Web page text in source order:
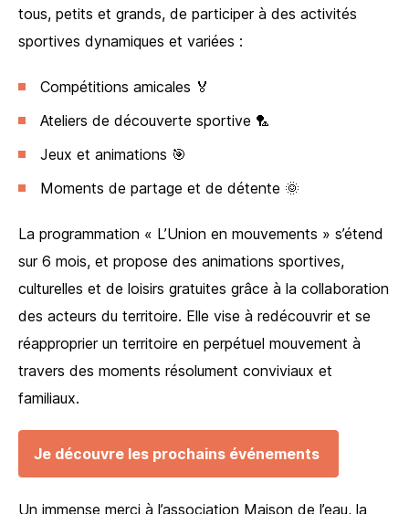
tous, petits et grands, de participer à des activités
sportives dynamiques et variées :
Compétitions amicales 🏅
Ateliers de découverte sportive 🏸
Jeux et animations 🎯
Moments de partage et de détente 🌞
La programmation « L’Union en mouvements » s’étend
sur 6 mois, et propose des animations sportives,
culturelles et de loisirs gratuites grâce à la collaboration
des acteurs du territoire. Elle vise à redécouvrir et se
réapproprier un territoire en perpétuel mouvement à
travers des moments résolument conviviaux et
familiaux.
Je découvre les prochains événements
Un immense merci à l’association Maison de l’eau, la
J’accepte que les informations saisies soient utilisées et
conservées dans le cadre de ma demande d’information
et de la relation commerciale
voir notre politique de confidentialité